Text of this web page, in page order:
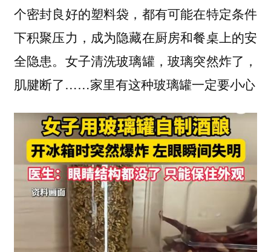
个密封良好的塑料袋，都有可能在特定条件
下积聚压力，成为隐藏在厨房和餐桌上的安
全隐患。女子清洗玻璃罐，玻璃突然炸了，
肌腱断了……家里有这种玻璃罐一定要小心